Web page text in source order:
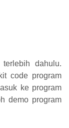
dahulu.
code program
ke program
demo program